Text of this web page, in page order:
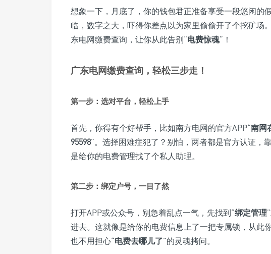
想象一下，月底了，你的钱包君正准备享受一段悠闲的
临，数字之大，吓得你差点以为家里偷偷开了个挖矿
东电网缴费查询，让你从此告别“电费惊魂”！
广东电网缴费查询，轻松三步走！
第一步：选对平台，轻松上手
首先，你得有个好帮手，比如南方电网的官方APP“南网
95598”。选择困难症犯了？别怕，两者都是官方认证，
是给你的电费管理找了个私人助理。
第二步：绑定户号，一目了然
打开APP或公众号，别急着乱点一气，先找到“绑定管理
进去。这就像是给你的电费信息上了一把专属锁，从此
也不用担心“电费去哪儿了”的灵魂拷问。